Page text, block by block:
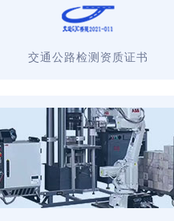
交通公路检测资质证书